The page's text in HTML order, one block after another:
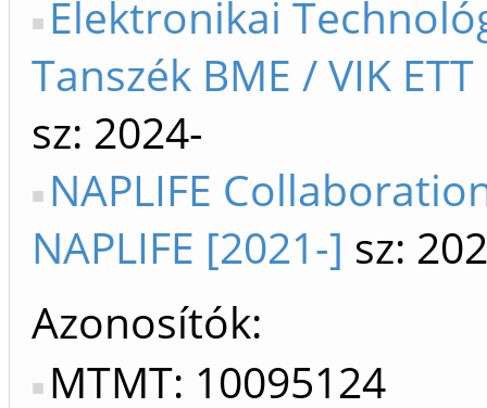
Elektronikai
Tanszék BME / VIK
sz: 2024-
NAPLIFE
NAPLIFE [2021-] sz:
Azonosítók
MTMT: 10095124